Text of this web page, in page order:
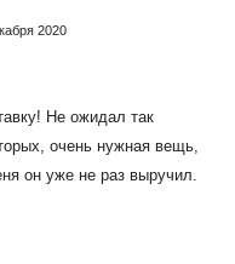
2020
Не ожидал так
очень нужная вещь,
он уже не раз выручил.